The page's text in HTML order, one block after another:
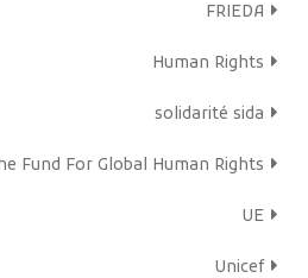
FRIEDA
Human Rights
solidarité sida
Fund For Global Human Rights
UE
Unicef